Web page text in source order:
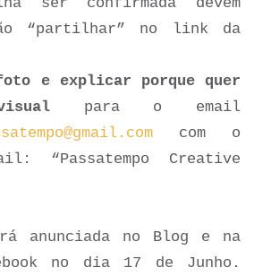
“partilhar” no link da
e explicar porque quer
para o email
com o
“Passatempo Creative
anunciada no Blog e na
no dia 17 de Junho.